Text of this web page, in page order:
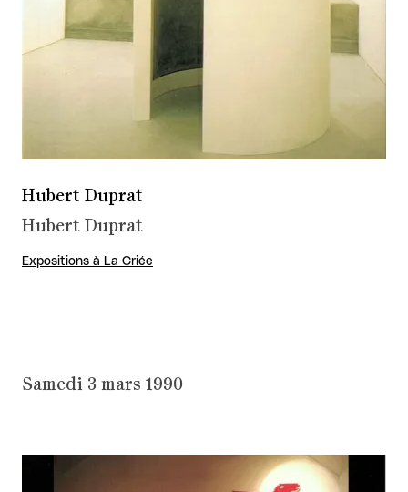
Hubert Duprat
Hubert Duprat
Expositions à La Criée
Samedi 3 mars 1990